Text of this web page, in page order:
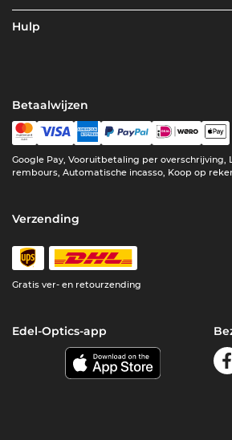
Hulp
Betaalwijzen
Google Pay, Vooruitbetaling per overschrijving,
rembours, Automatische incasso, Koop op
Verzending
Gratis ver- en retourzending
Edel-Optics-app